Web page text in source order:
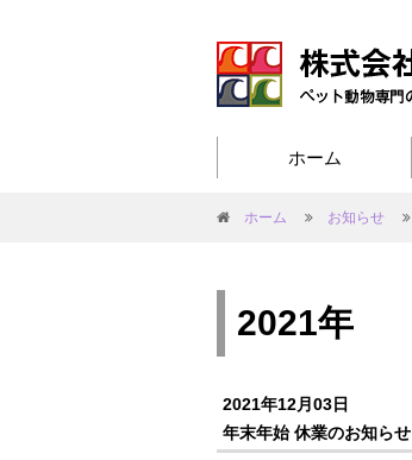
ホーム
ホーム お知らせ
2021年
2021年12月03日
年末年始 休業のお知らせ